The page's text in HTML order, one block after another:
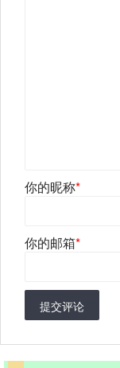
你的昵称*
你的邮箱*
提交评论